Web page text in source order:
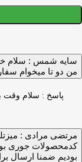
سايه شمس : سلام
من دو تا ميخوام
پاسخ : سلام وقت
مرتضی مرادی :
کدمحصولات جوری
بودیم ضمنا ارسال